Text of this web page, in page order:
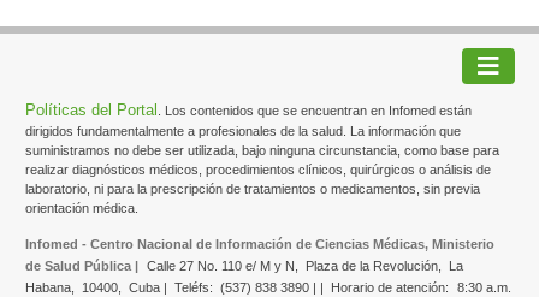
Políticas del Portal
. Los contenidos que se encuentran en Infomed están
dirigidos fundamentalmente a profesionales de la salud. La información que
suministramos no debe ser utilizada, bajo ninguna circunstancia, como base para
realizar diagnósticos médicos, procedimientos clínicos, quirúrgicos o análisis de
laboratorio, ni para la prescripción de tratamientos o medicamentos, sin previa
orientación médica.
Infomed - Centro Nacional de Información de Ciencias Médicas, Ministerio
de Salud Pública | Calle 27 No. 110 e/ M y N, Plaza de la Revolución,
La
Habana, 10400, Cuba | Teléfs: (537) 838 3890 | | Horario de atención:
8:30 a.m.